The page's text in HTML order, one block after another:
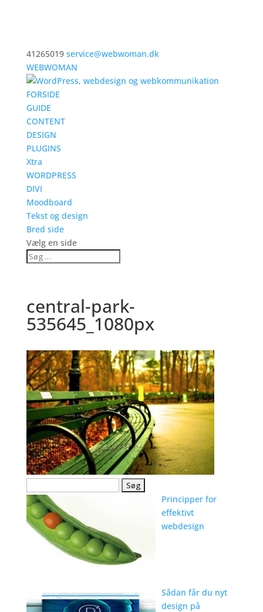
41265019 service@webwoman.dk
WEBWOMAN
FORSIDE
GUIDE
CONTENT
DESIGN
PLUGINS
Xtra
WORDPRESS
DIVI
Moodboard
Tekst og design
Bred side
Vælg en side
central-park-
535645_1080px
efter:
Principper for
effektivt
webdesign
Sådan får du nyt
design på